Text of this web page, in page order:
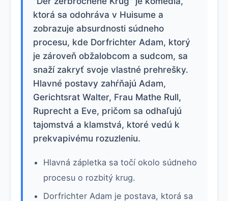
ktorá sa odohráva v Huisume a
zobrazuje absurdnosti súdneho
procesu, kde Dorfrichter Adam, ktorý
je zároveň obžalobcom a sudcom, sa
snaží zakryť svoje vlastné prehrešky.
Hlavné postavy zahŕňajú Adam,
Gerichtsrat Walter, Frau Mathe Rull,
Ruprecht a Eve, pričom sa odhaľujú
tajomstvá a klamstvá, ktoré vedú k
prekvapivému rozuzleniu.
Hlavná zápletka sa točí okolo súdneho
procesu o rozbitý krug.
Dorfrichter Adam je postava, ktorá sa